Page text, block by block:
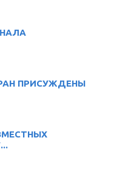
ПРИСУЖДЕНЫ